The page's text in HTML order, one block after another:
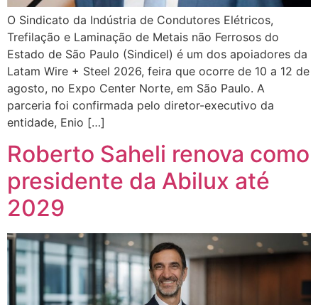
O Sindicato da Indústria de Condutores Elétricos,
Trefilação e Laminação de Metais não Ferrosos do
Estado de São Paulo (Sindicel) é um dos apoiadores da
Latam Wire + Steel 2026, feira que ocorre de 10 a 12 de
agosto, no Expo Center Norte, em São Paulo. A
parceria foi confirmada pelo diretor-executivo da
entidade, Enio […]
Roberto Saheli renova como
presidente da Abilux até
2029